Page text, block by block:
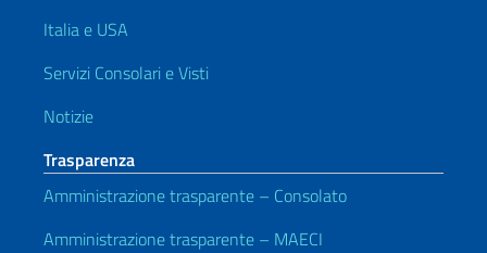
Italia e USA
Servizi Consolari e Visti
Notizie
Trasparenza
Amministrazione trasparente – Consolato
Amministrazione trasparente – MAECI